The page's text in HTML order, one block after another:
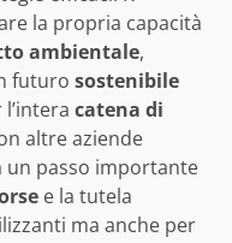
la propria capacità
ambientale,
futuro sostenibile
catena di
altre aziende
un passo importante
e la tutela
ma anche per